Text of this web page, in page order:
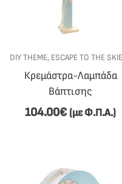
DIY THEME, ESCAPE TO THE SKIES
Κρεμάστρα-Λαμπάδα
Βάπτισης
104.00€ (με Φ.Π.Α.)